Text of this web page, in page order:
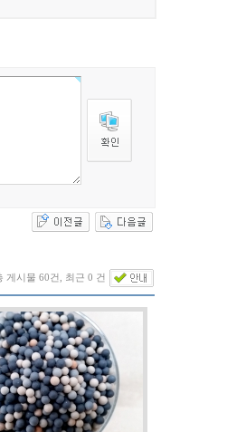
게시물 60건, 최근 0 건